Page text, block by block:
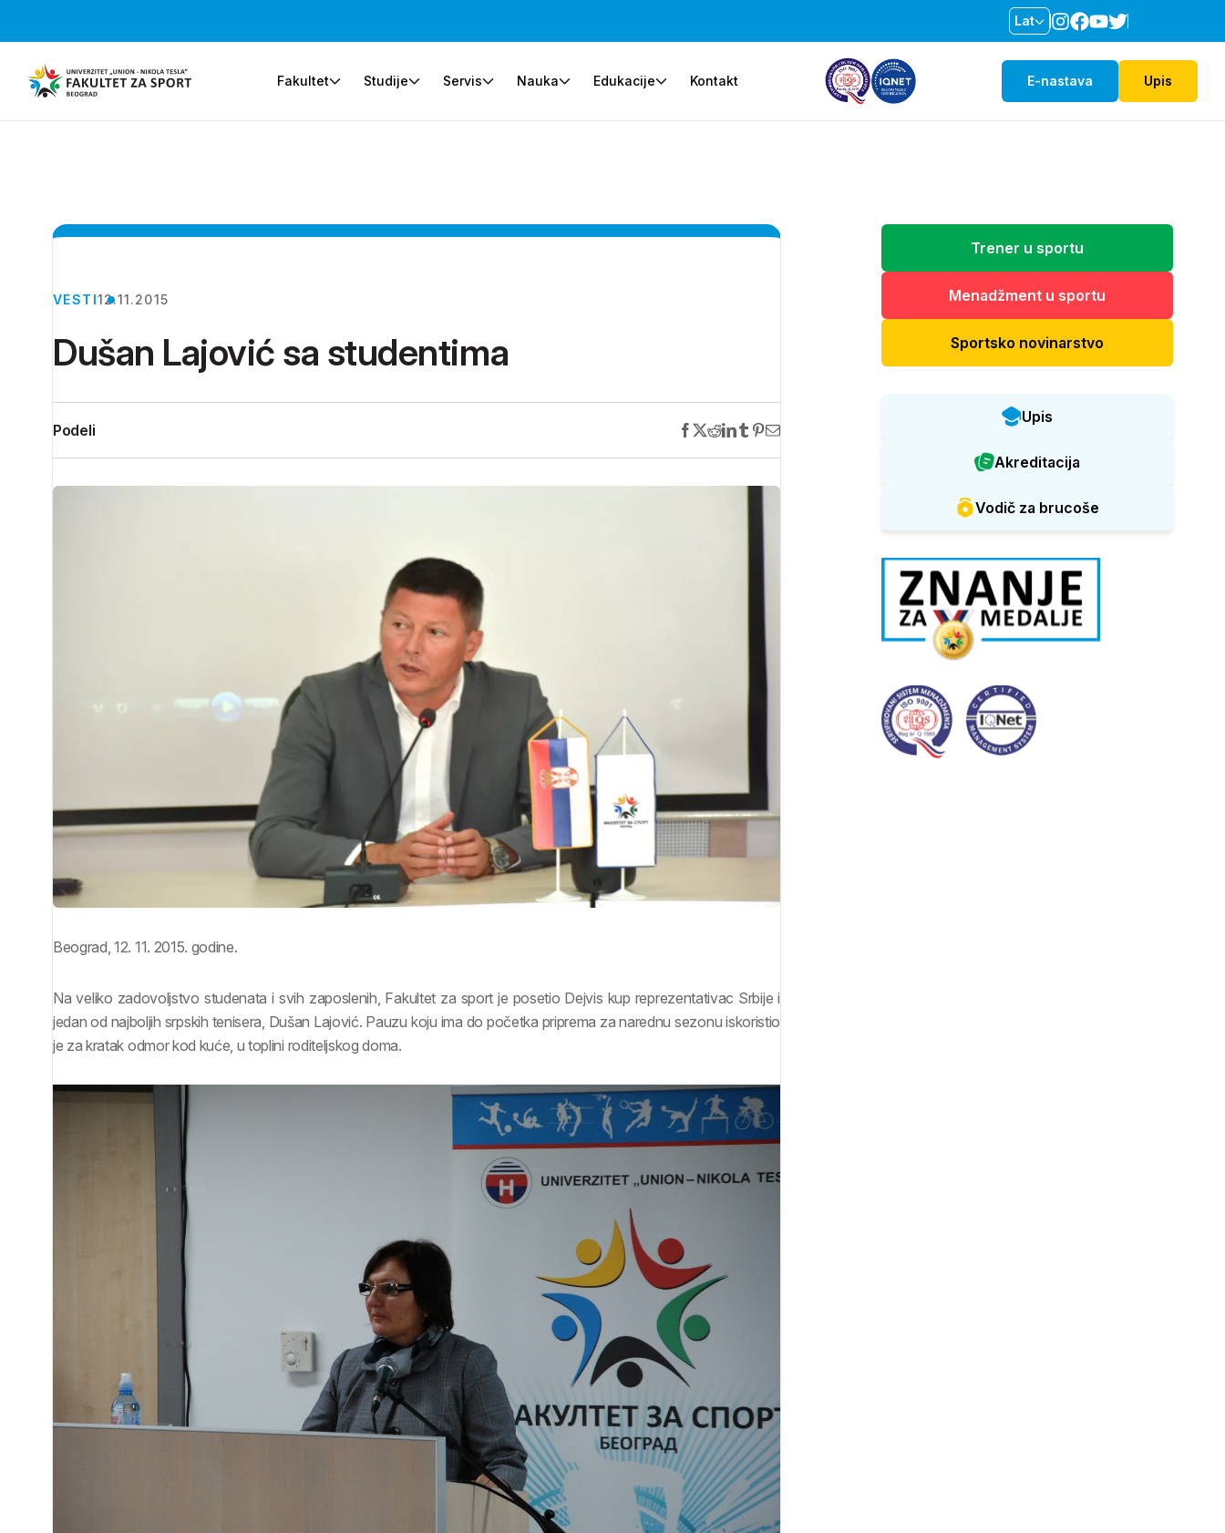
Lat
Fakultet Studije Servis Nauka Edukacije Kontakt E-nastava Upis
VESTI12.11.2015
Dušan Lajović sa studentima
Podeli
Beograd, 12. 11. 2015. godine.
Na veliko zadovoljstvo studenata i svih zaposlenih, Fakultet za sport je posetio Dejvis kup reprezentativac Srbije i
jedan od najboljih srpskih tenisera, Dušan Lajović. Pauzu koju ima do početka priprema za narednu sezonu iskoristio
je za kratak odmor kod kuće, u toplini roditeljskog doma.
Trener u sportu
Menadžment u sportu
Sportsko novinarstvo
Upis
Akreditacija
Vodič za brucoše